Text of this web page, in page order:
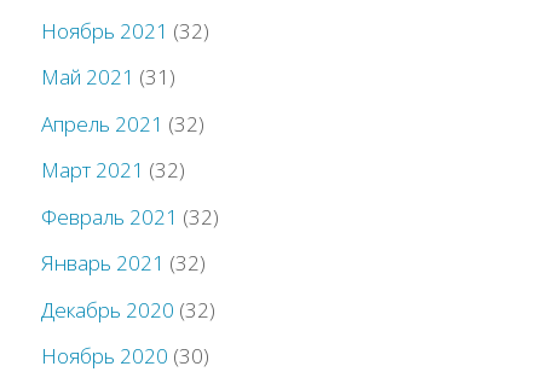
Ноябрь 2021 (32)
Май 2021 (31)
Апрель 2021 (32)
Март 2021 (32)
Февраль 2021 (32)
Январь 2021 (32)
Декабрь 2020 (32)
Ноябрь 2020 (30)